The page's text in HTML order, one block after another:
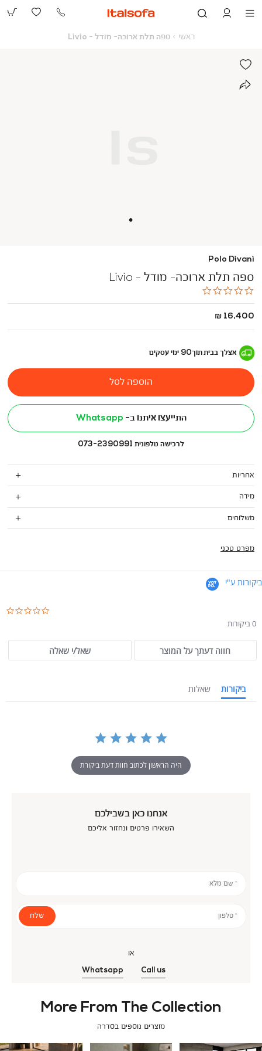
073-
ראשי ראשי
ספה תלת ארוכה- מודל - Livio
Polo Divani
ספה תלת ארוכה- מודל - Livio
החל
16,400 ₪
אצלך בביתתוך90 ימי עסקים
הוספה לסל
התייעצו איתנו ב- Whatsapp
לרכישה טלפונית 073-2390991
אחריות
מידה
משלוחים
מפרט טכני
ביקורות ע"י
0 ביקורות
חווה דעתך על המוצר שאל/י שאלה
ביקורות שאלות
היה הראשון לכתוב חוות דעת ביקורת
אנחנו כאן בשבילכם
השאירו פרטים ונחזור אליכם
* שם מלא
* טלפון שלח
או
Call us
Whatsapp
More From The Collection
מוצרים נוספים בסדרה